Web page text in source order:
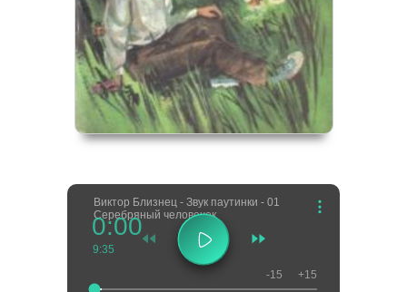
Виктор Близнец - Звук паутинки - 01
Серебряный человечек
0:00
9:35
-15 +15